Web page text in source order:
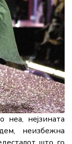
нејзината
неизбежна